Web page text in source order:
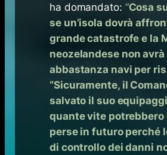
ha domandato: “Cosa
se un’isola dovrà
grande catastrofe e la
neozelandese non avrà
abbastanza navi per
“Sicuramente, il
salvato il suo
quante vite potrebbero
perse in futuro perché
di controllo dei danni